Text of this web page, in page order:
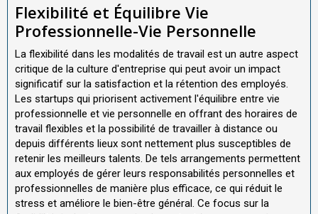
Flexibilité et Équilibre Vie
Professionnelle-Vie Personnelle
La flexibilité dans les modalités de travail est un autre aspect
critique de la culture d'entreprise qui peut avoir un impact
significatif sur la satisfaction et la rétention des employés.
Les startups qui priorisent activement l'équilibre entre vie
professionnelle et vie personnelle en offrant des horaires de
travail flexibles et la possibilité de travailler à distance ou
depuis différents lieux sont nettement plus susceptibles de
retenir les meilleurs talents. De tels arrangements permettent
aux employés de gérer leurs responsabilités personnelles et
professionnelles de manière plus efficace, ce qui réduit le
stress et améliore le bien-être général. Ce focus sur la